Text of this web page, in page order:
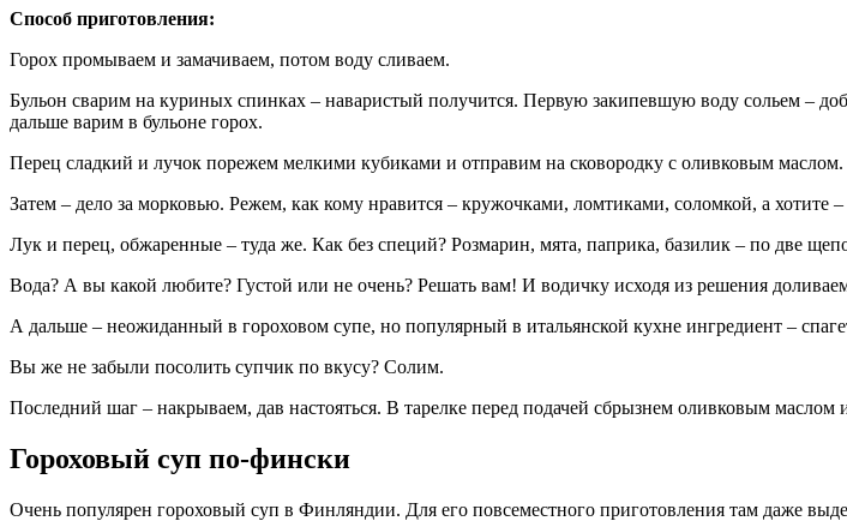
Способ приготовления:
Горох промываем и замачиваем, потом воду сливаем.
Бульон сварим на куриных спинках – наваристый получится. Первую закипевшую воду сольем –
дальше варим в бульоне горох.
Перец сладкий и лучок порежем мелкими кубиками и отправим на сковородку с оливковым маслом.
Затем – дело за морковью. Режем, как кому нравится – кружочками, ломтиками, соломкой, а хотите
Лук и перец, обжаренные – туда же. Как без специй? Розмарин, мята, паприка, базилик – по две
Вода? А вы какой любите? Густой или не очень? Решать вам! И водичку исходя из решения
А дальше – неожиданный в гороховом супе, но популярный в итальянской кухне ингредиент –
Вы же не забыли посолить супчик по вкусу? Солим.
Последний шаг – накрываем, дав настояться. В тарелке перед подачей сбрызнем оливковым маслом
Гороховый суп по-фински
Очень популярен гороховый суп в Финляндии. Для его повсеместного приготовления там даже